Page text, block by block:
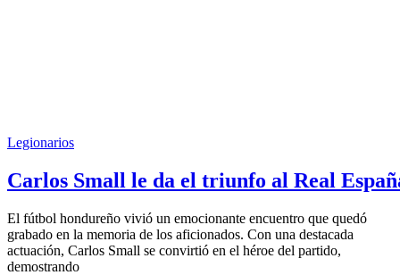
Legionarios
Carlos Small le da el triunfo al Real
El fútbol hondureño vivió un emocionante encuentro que quedó
grabado en la memoria de los aficionados. Con una destacada
actuación, Carlos Small se convirtió en el héroe del partido,
demostrando